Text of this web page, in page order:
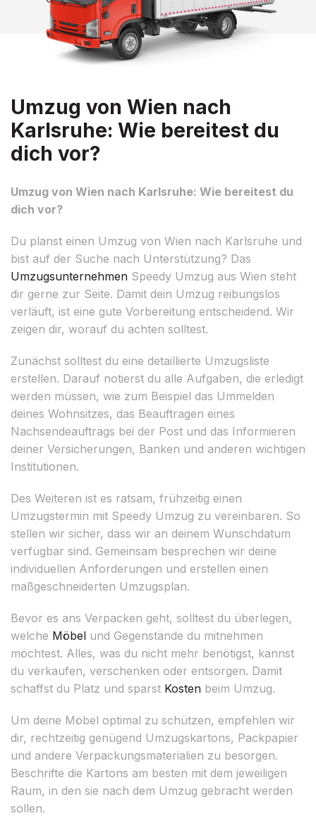
Umzug von Wien nach
Karlsruhe: Wie bereitest du
dich vor?
Umzug von Wien nach Karlsruhe: Wie bereitest du
dich vor?
Du planst einen Umzug von Wien nach Karlsruhe und
bist auf der Suche nach Unterstützung? Das
Umzugsunternehmen Speedy Umzug aus Wien steht
dir gerne zur Seite. Damit dein Umzug reibungslos
verläuft, ist eine gute Vorbereitung entscheidend. Wir
zeigen dir, worauf du achten solltest.
Zunächst solltest du eine detaillierte Umzugsliste
erstellen. Darauf notierst du alle Aufgaben, die erledigt
werden müssen, wie zum Beispiel das Ummelden
deines Wohnsitzes, das Beauftragen eines
Nachsendeauftrags bei der Post und das Informieren
deiner Versicherungen, Banken und anderen wichtigen
Institutionen.
Des Weiteren ist es ratsam, frühzeitig einen
Umzugstermin mit Speedy Umzug zu vereinbaren. So
stellen wir sicher, dass wir an deinem Wunschdatum
verfügbar sind. Gemeinsam besprechen wir deine
individuellen Anforderungen und erstellen einen
maßgeschneiderten Umzugsplan.
Bevor es ans Verpacken geht, solltest du überlegen,
welche Möbel und Gegenstände du mitnehmen
möchtest. Alles, was du nicht mehr benötigst, kannst
du verkaufen, verschenken oder entsorgen. Damit
schaffst du Platz und sparst Kosten beim Umzug.
Um deine Möbel optimal zu schützen, empfehlen wir
dir, rechtzeitig genügend Umzugskartons, Packpapier
und andere Verpackungsmaterialien zu besorgen.
Beschrifte die Kartons am besten mit dem jeweiligen
Raum, in den sie nach dem Umzug gebracht werden
sollen.